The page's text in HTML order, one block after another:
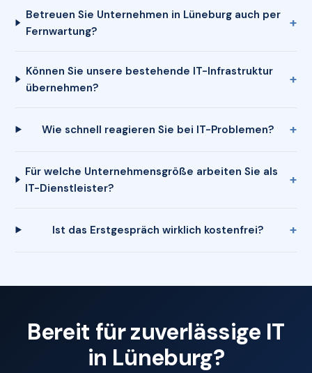
Betreuen Sie Unternehmen in Lüneburg auch per
Fernwartung?
Können Sie unsere bestehende IT-Infrastruktur
übernehmen?
Wie schnell reagieren Sie bei IT-Problemen?
Für welche Unternehmensgröße arbeiten Sie als
IT-Dienstleister?
Ist das Erstgespräch wirklich kostenfrei?
Bereit für zuverlässige IT
in Lüneburg?